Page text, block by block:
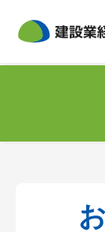
個人情報の